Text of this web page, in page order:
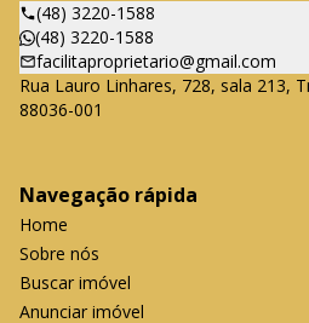
(48) 3220-1588
(48) 3220-1588
facilitaproprietario@gmail.com
Rua Lauro Linhares, 728, sala 213,
88036-001
Navegação rápida
Home
Sobre nós
Buscar imóvel
Anunciar imóvel